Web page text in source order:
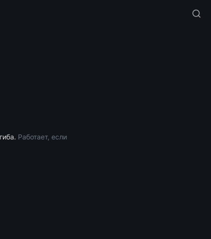
Работает, если